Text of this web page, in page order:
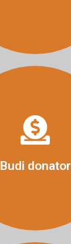
Budi donator
Više